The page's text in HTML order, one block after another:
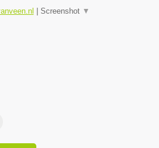
Screenshot ▼